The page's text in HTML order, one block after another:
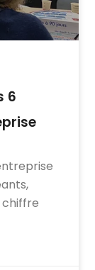
6
chiffre